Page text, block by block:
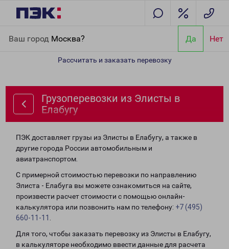
Ваш город Москва? Да Нет
Рассчитать и заказать перевозку
Грузоперевозки из Элисты в
Елабугу
ПЭК доставляет грузы из Элисты в Елабугу, а также в
другие города России автомобильным и
авиатранспортом.
С примерной стоимостью перевозки по направлению
Элиста - Елабуга вы можете ознакомиться на сайте,
произвести расчет стоимости с помощью онлайн-
калькулятора или позвонить нам по телефону: +7 (495)
660-11-11
Для того, чтобы заказать перевозку из Элисты в Елабугу,
в калькуляторе необходимо ввести данные для расчета